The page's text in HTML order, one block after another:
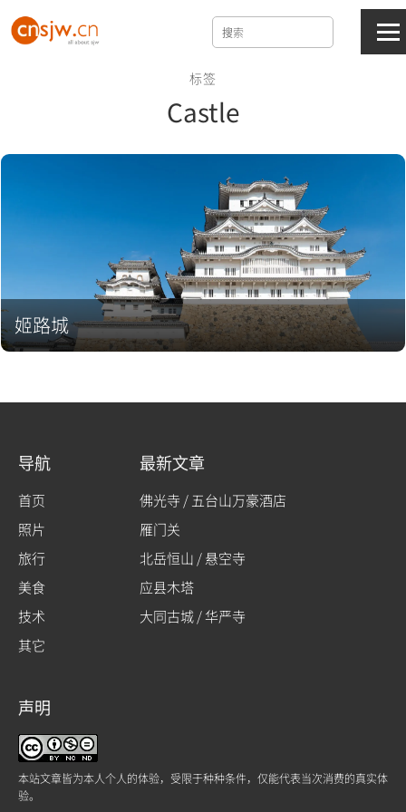
标签
Castle
姬路城
导航
首页
照片
旅行
美食
技术
其它
最新文章
佛光寺 / 五台山万豪酒店
雁门关
北岳恒山 / 悬空寺
应县木塔
大同古城 / 华严寺
声明
本站文章皆为本人个人的体验，受限于种种条件，仅能代表当次消费的真实体
验。